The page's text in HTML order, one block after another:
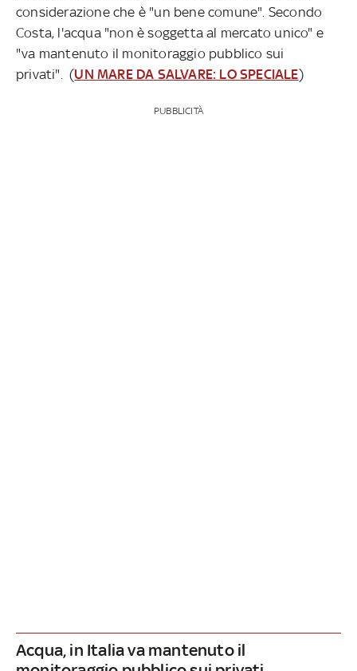
considerazione che è "un bene comune". Secondo
Costa, l'acqua "non è soggetta al mercato unico" e
"va mantenuto il monitoraggio pubblico sui
privati". (UN MARE DA SALVARE: LO SPECIALE)
PUBBLICITÀ
Acqua, in Italia va mantenuto il